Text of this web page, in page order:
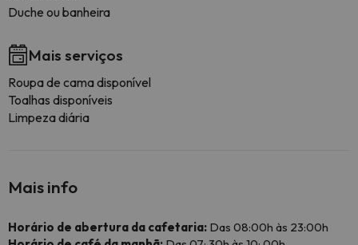
Duche ou banheira
Mais serviços
Roupa de cama disponível
Toalhas disponíveis
Limpeza diária
Mais info
Horário de abertura da cafetaria: Das 08:00h às 23:00h